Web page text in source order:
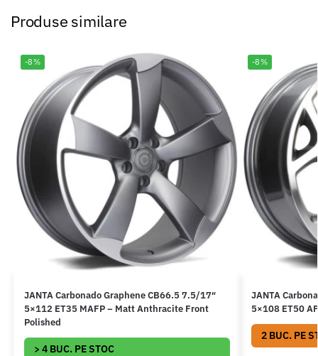
Produse similare
-8%
JANTA Carbonado Graphene CB66.5 7.5/17″
5×112 ET35 MAFP – Matt Anthracite Front
Polished
> 4 BUC. PE STOC
-8%
JANTA
5×108 ET50
2 BUC. PE